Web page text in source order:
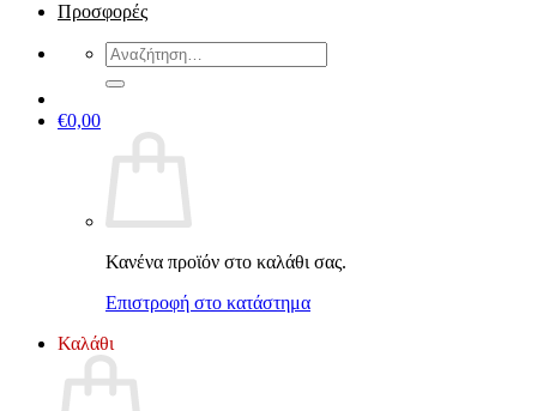
Προσφορές
Αναζήτηση
για:
€0,00
Κανένα προϊόν στο καλάθι σας.
Επιστροφή στο κατάστημα
Καλάθι